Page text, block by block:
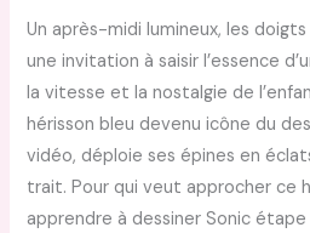
Un après-midi lumineux, les
une invitation à saisir l’essence
la vitesse et la nostalgie de
hérisson bleu devenu icône du
vidéo, déploie ses épines en
trait. Pour qui veut approcher ce
apprendre à dessiner Sonic